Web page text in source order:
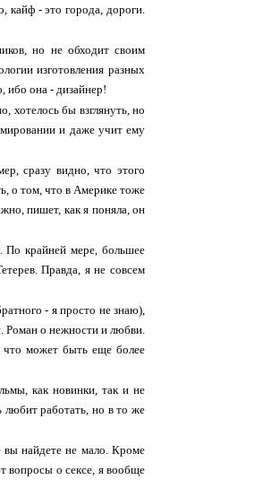
кайф - это города, дороги.
но не обходит своим
изготовления разных
ибо она - дизайнер!
хотелось бы взглянуть, но
и даже учит ему
сразу видно, что этого
о том, что в Америке тоже
пишет, как я поняла, он
По крайней мере, большее
Правда, я не совсем
- я просто не знаю),
Роман о нежности и любви.
что может быть еще более
как новинки, так и не
любит работать, но в то же
вы найдете не мало. Кроме
вопросы о сексе, я вообще